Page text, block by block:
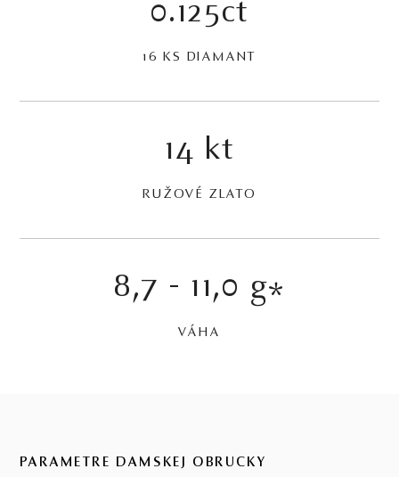
0.125ct
16 KS DIAMANT
14 kt
RUŽOVÉ ZLATO
8,7 - 11,0 g*
VÁHA
PARAMETRE DÁMSKEJ OBRÚČKY